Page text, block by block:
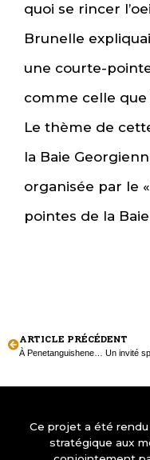
quoi se rincer
Brunelle
une courte-
comme celle que
Le thème de
la Baie
organisée par le
pointes de la
ARTICLE PRÉCÉDENT
Ce projet a été rendu
stratégique aux